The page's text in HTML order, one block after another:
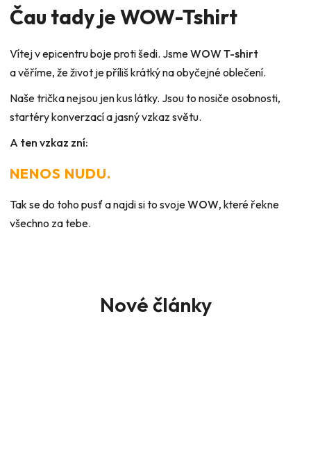
Čau tady je WOW-Tshirt
Vítej v epicentru boje proti šedi. JsmeWOW T-shirt
a věříme, že život je příliš krátký na obyčejné oblečení.
Naše trička nejsou jen kus látky. Jsou to nosiče osobnosti,
startéry konverzací a jasný vzkaz světu.
A ten vzkaz zní:
NENOS NUDU.
Tak se do toho pusť a najdi si to svojeWOW, které řekne
všechno za tebe.
Nové články